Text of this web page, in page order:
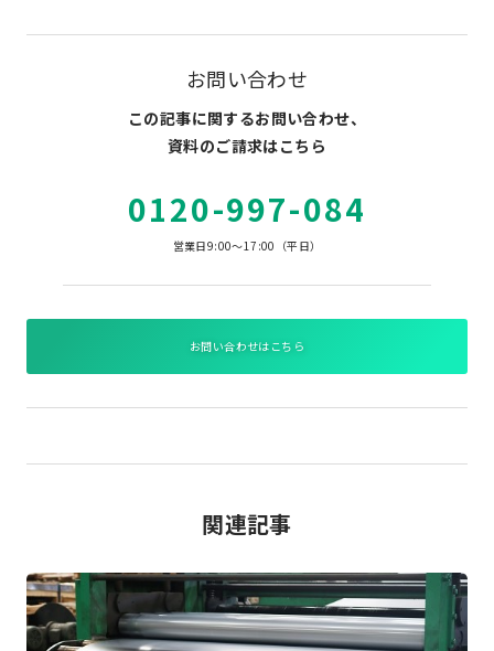
お問い合わせ
この記事に関するお問い合わせ、
資料のご請求はこちら
0120-997-084
営業日9:00～17:00（平日）
お問い合わせはこちら
関連記事